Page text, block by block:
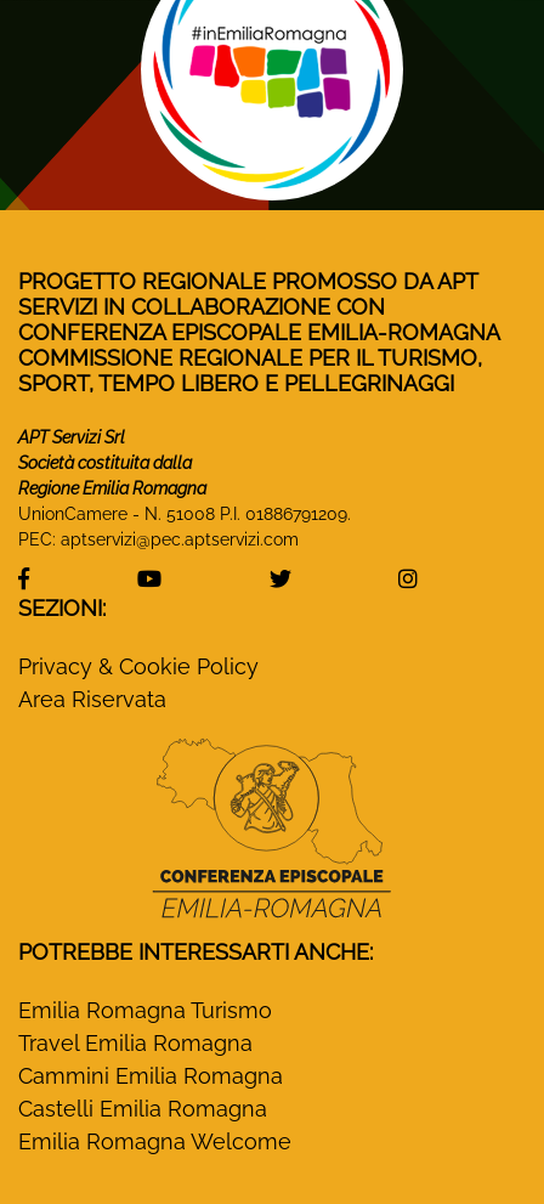
PROGETTO REGIONALE PROMOSSO DA APT
SERVIZI IN COLLABORAZIONE CON
CONFERENZA EPISCOPALE EMILIA-ROMAGNA
COMMISSIONE REGIONALE PER IL TURISMO,
SPORT, TEMPO LIBERO E PELLEGRINAGGI
APT Servizi Srl
Società costituita dalla
Regione Emilia Romagna
UnionCamere - N. 51008 P.I. 01886791209.
PEC: aptservizi@pec.aptservizi.com
visita la pagina Facebook di Monasteri Emilia-
visita la pagina YouTube di
visita la pagina Twitter
visita la
SEZIONI:
Privacy & Cookie Policy
Area Riservata
POTREBBE INTERESSARTI ANCHE:
Emilia Romagna Turismo
Travel Emilia Romagna
Cammini Emilia Romagna
Castelli Emilia Romagna
Emilia Romagna Welcome